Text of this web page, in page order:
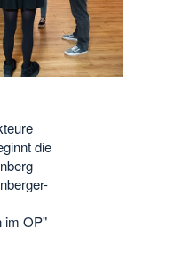
die
im OP"